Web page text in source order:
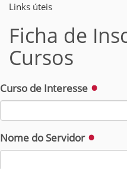
Links úteis
Ficha de
Cursos
Curso de Interesse
Nome do Servidor